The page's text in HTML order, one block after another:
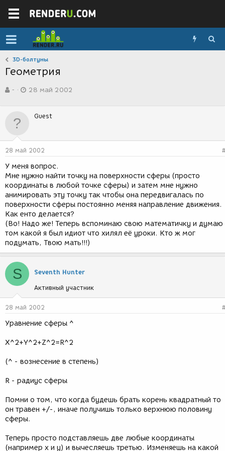
3D-болтуны
Геометрия
в
р
м
-
а
д
н
и
я
28 май 2002
Guest
28 май 2002
У меня вопрос.
Мне нужно найти точку на поверхности сферы (просто
координаты в любой точке сферы) и затем мне нужно
анимировать эту точку так чтобы она передвигалась по
поверхности сферы постоянно меняя направление движения.
Как енто делается?
(Во! Надо же! Теперь вспоминаю свою математичку и думаю
том какой я был идиот что хилял её уроки. Кто ж мог
подумать, Твою мать!!!)
S Seventh Hunter
Активный участник
28 май 2002
Уравнение сферы ^
X^2+Y^2+Z^2=R^2
(^ - вознесение в степень)
R - радиус сферы
Помни о том, что когда будешь брать корень квадратный то
он травен +/-, иначе получишь только верхнюю половину
сферы.
Теперь просто подставляешь две любые координаты
(например х и у) и вычесляешь третью. Изменяешь на какой